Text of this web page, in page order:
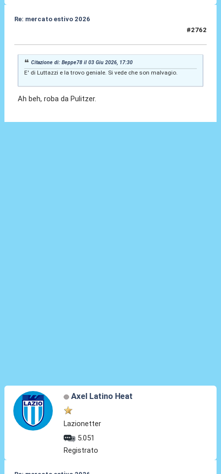
Re: mercato estivo 2026
#2762
Citazione di: Beppe78 il 03 Giu 2026, 17:30
E' di Luttazzi e la trovo geniale. Si vede che son malvagio.
Ah beh, roba da Pulitzer.
Axel Latino Heat
Lazionetter
5.051
Registrato